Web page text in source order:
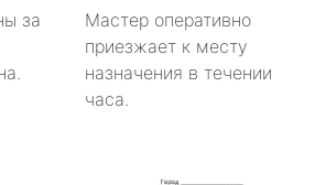
за
Мастер оперативно
приезжает к месту
назначения в течении
часа.